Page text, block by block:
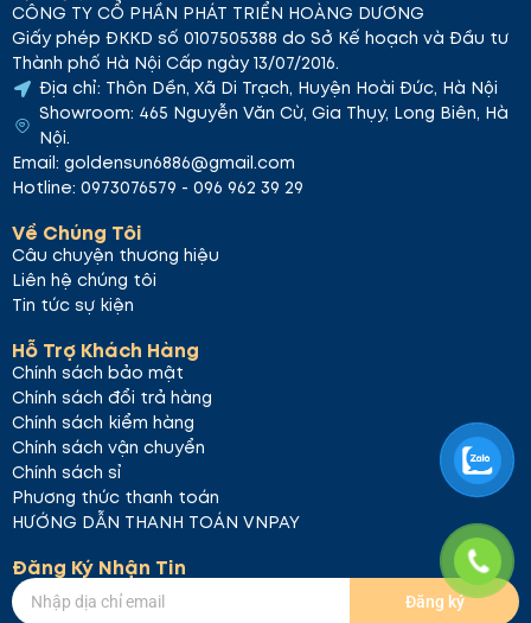
CÔNG TY CỔ PHẦN PHÁT TRIỂN HOÀNG DƯƠNG
Giấy phép ĐKKD số 0107505388 do Sở Kế hoạch và Đầu tư
Thành phố Hà Nội Cấp ngày 13/07/2016.
Địa chỉ: Thôn Dền, Xã Di Trạch, Huyện Hoài Đức, Hà Nội
Showroom: 465 Nguyễn Văn Cừ, Gia Thụy, Long Biên, Hà
Nội.
Email: goldensun6886@gmail.com
Hotline: 0973076579 - 096 962 39 29
Về Chúng Tôi
Câu chuyện thương hiệu
Liên hệ chúng tôi
Tin tức sự kiện
Hỗ Trợ Khách Hàng
Chính sách bảo mật
Chính sách đổi trả hàng
Chính sách kiểm hàng
Chính sách vận chuyển
Chính sách sỉ
Phương thức thanh toán
HƯỚNG DẪN THANH TOÁN VNPAY
Đăng Ký Nhận Tin
Đăng ký